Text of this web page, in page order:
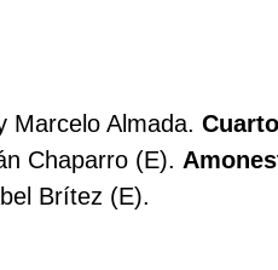
Marcelo Almada.
Chaparro (E).
Brítez (E).